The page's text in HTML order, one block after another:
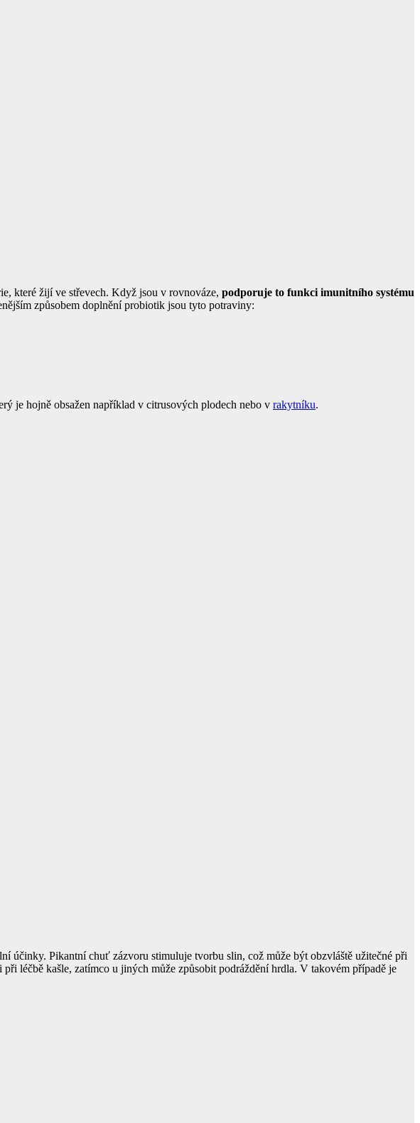
které žijí ve střevech. Když jsou v rovnováze, podporuje to funkci imunitního systému
způsobem doplnění probiotik jsou tyto potraviny:
je hojně obsažen například v citrusových plodech nebo v rakytníku.
účinky. Pikantní chuť zázvoru stimuluje tvorbu slin, což může být obzvláště užitečné při
při léčbě kašle, zatímco u jiných může způsobit podráždění hrdla. V takovém případě je